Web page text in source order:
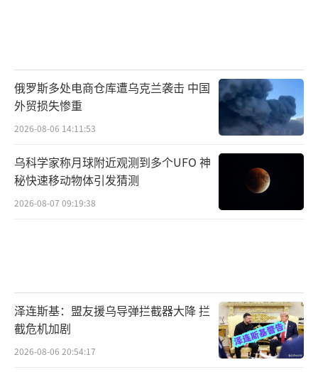
俄罗斯多处电商仓库遭乌克兰袭击 中国
外贸损失惨重
2026-08-06 14:11:53
乌科学家称月球附近观测到多个UFO 神
秘快速移动物体引发猜测
2026-08-07 09:19:38
泽连斯基：盟友援乌导弹拦截器大降 拦
截危机加剧
2026-08-06 20:54:17